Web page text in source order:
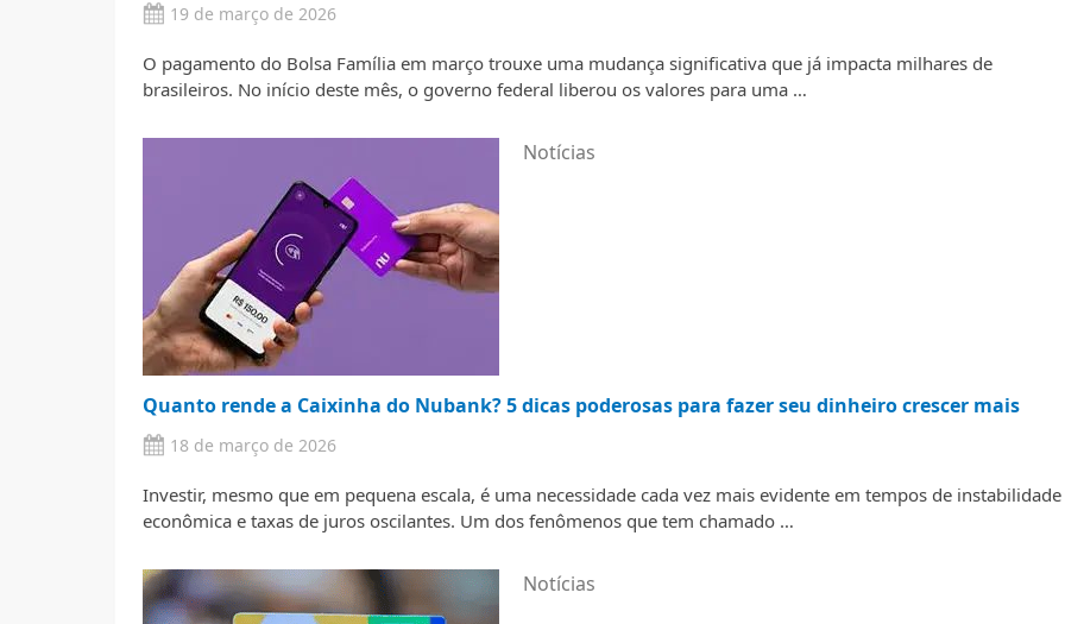
19 de março de 2026
O pagamento do Bolsa Família em março trouxe uma mudança significativa que já impacta milhares de
brasileiros. No início deste mês, o governo federal liberou os valores para uma …
Notícias
Quanto rende a Caixinha do Nubank? 5 dicas poderosas para fazer seu dinheiro crescer mais
18 de março de 2026
Investir, mesmo que em pequena escala, é uma necessidade cada vez mais evidente em tempos de instabilidade
econômica e taxas de juros oscilantes. Um dos fenômenos que tem chamado …
Notícias